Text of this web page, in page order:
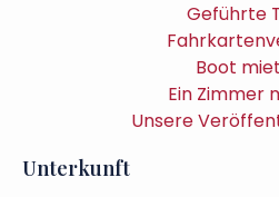
Geführte
Boot
Ein Zimmer
Unsere
Unterkunft